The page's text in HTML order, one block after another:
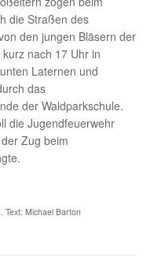
die Straßen des
den jungen Bläsern der
nach 17 Uhr in
Laternen und
das
der Waldparkschule.
die Jugendfeuerwehr
Zug beim
Text: Michael Barton